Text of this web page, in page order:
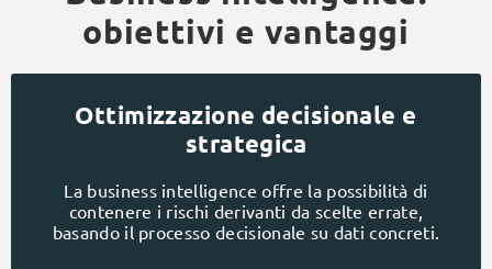
obiettivi e vantaggi
Ottimizzazione decisionale e
strategica
La business intelligence offre la possibilità di
contenere i rischi derivanti da scelte errate,
basando il processo decisionale su dati concreti.